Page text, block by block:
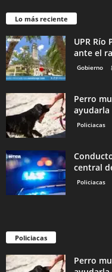
Lo más reciente
UPR Río
ante el
Gobierno
Perro
ayudarla
Policiacas
central
Policiacas
Policiacas
Perro